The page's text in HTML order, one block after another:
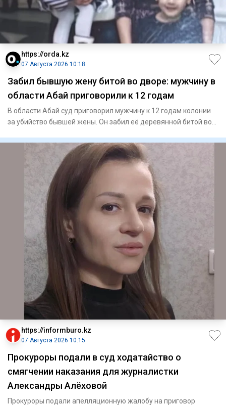
https://orda.kz
07 Августа 2026 10:18
Забил бывшую жену битой во дворе: мужчину в
области Абай приговорили к 12 годам
В области Абай суд приговорил мужчину к 12 годам колонии
за убийство бывшей жены. Он забил её деревянной битой во
https://informburo.kz
07 Августа 2026 10:15
Прокуроры подали в суд ходатайство о
смягчении наказания для журналистки
Александры Алёховой
Прокуроры подали апелляционную жалобу на приговор